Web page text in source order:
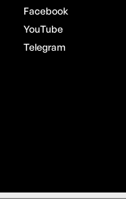
Facebook
YouTube
Telegram